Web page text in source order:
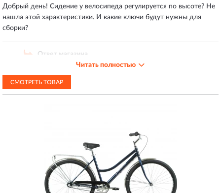
Добрый день! Сидение у велосипеда регулируется по высоте? Не
нашла этой характеристики. И какие ключи будут нужны для
сборки?
Ответ магазина
который достаточно отогнуть вручную, чтобы дать
Читать полностью
СМОТРЕТЬ ТОВАР